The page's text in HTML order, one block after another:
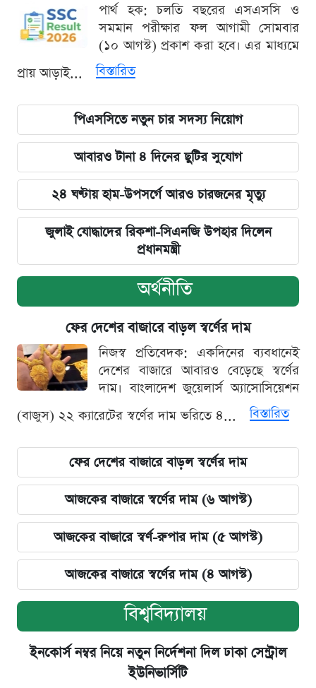
পার্থ হক: চলতি বছরের এসএসসি ও
সমমান পরীক্ষার ফল আগামী সোমবার
(১০ আগস্ট) প্রকাশ করা হবে। এর মাধ্যমে
প্রায় আড়াই...
বিস্তারিত
পিএসসিতে নতুন চার সদস্য নিয়োগ
আবারও টানা ৪ দিনের ছুটির সুযোগ
২৪ ঘণ্টায় হাম-উপসর্গে আরও চারজনের মৃত্যু
জুলাই যোদ্ধাদের রিকশা-সিএনজি উপহার দিলেন
প্রধানমন্ত্রী
অর্থনীতি
ফের দেশের বাজারে বাড়ল স্বর্ণের দাম
নিজস্ব প্রতিবেদক: একদিনের ব্যবধানেই
দেশের বাজারে আবারও বেড়েছে স্বর্ণের
দাম। বাংলাদেশ জুয়েলার্স অ্যাসোসিয়েশন
(বাজুস) ২২ ক্যারেটের স্বর্ণের দাম ভরিতে ৪...
বিস্তারিত
ফের দেশের বাজারে বাড়ল স্বর্ণের দাম
আজকের বাজারে স্বর্ণের দাম (৬ আগস্ট)
আজকের বাজারে স্বর্ণ-রুপার দাম (৫ আগস্ট)
আজকের বাজারে স্বর্ণের দাম (৪ আগস্ট)
বিশ্ববিদ্যালয়
ইনকোর্স নম্বর নিয়ে নতুন নির্দেশনা দিল ঢাকা সেন্ট্রাল
ইউনিভার্সিটি